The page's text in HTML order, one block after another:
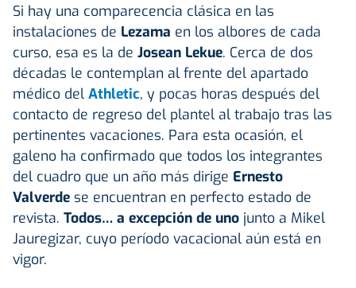
Si hay una comparecencia clásica en las
instalaciones de Lezama en los albores de cada
curso, esa es la de Josean Lekue. Cerca de dos
décadas le contemplan al frente del apartado
médico del Athletic, y pocas horas después del
contacto de regreso del plantel al trabajo tras las
pertinentes vacaciones. Para esta ocasión, el
galeno ha confirmado que todos los integrantes
del cuadro que un año más dirige Ernesto
Valverde se encuentran en perfecto estado de
revista. Todos… a excepción de uno junto a Mikel
Jauregizar, cuyo período vacacional aún está en
vigor.